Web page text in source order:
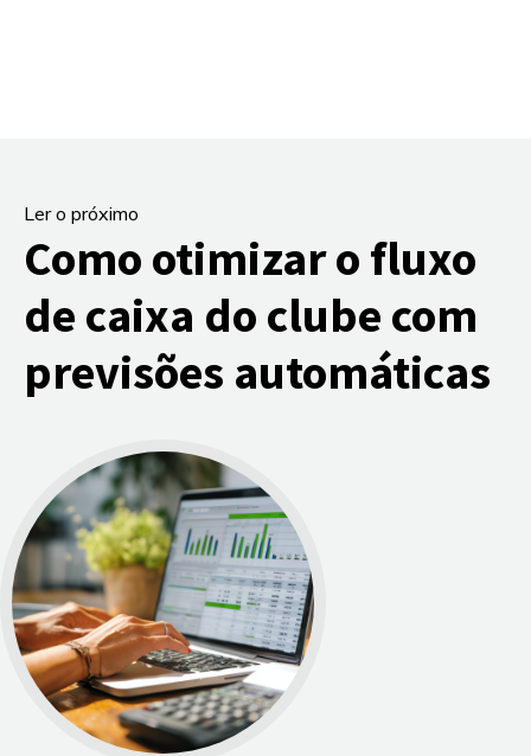
Ler o próximo
Como otimizar o fluxo
de caixa do clube com
previsões automáticas